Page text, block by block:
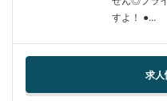
すよ！ ●...
求